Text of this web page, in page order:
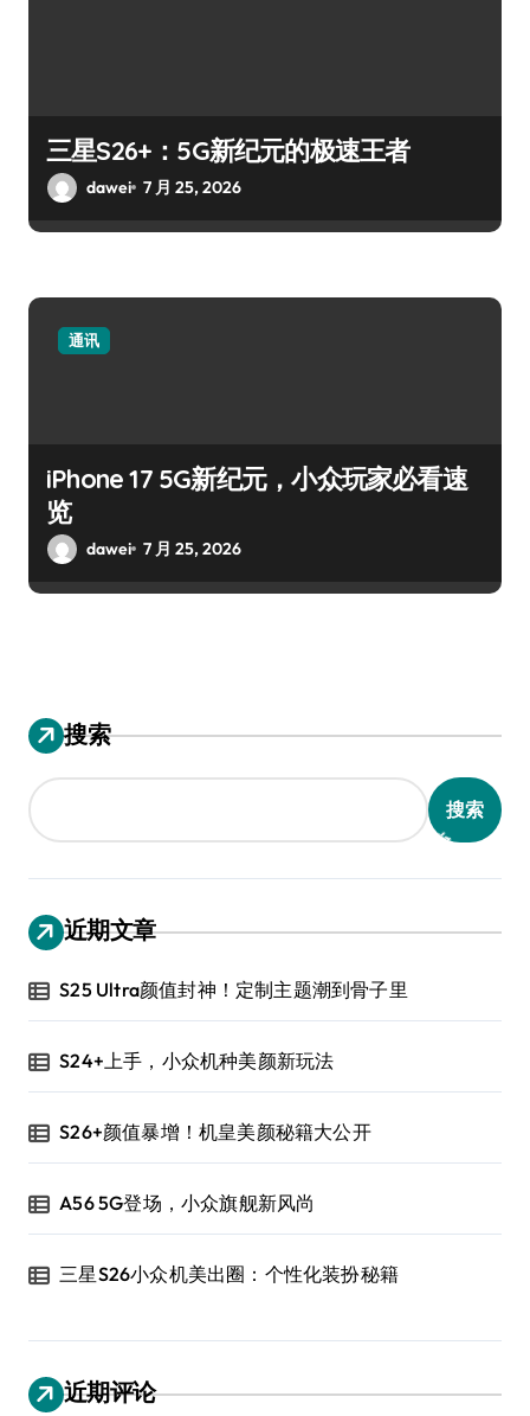
三星S26+：5G新纪元的极速王者
dawei 7 月 25, 2026
通讯
iPhone 17 5G新纪元，小众玩家必看速
览
dawei 7 月 25, 2026
搜索
搜索
近期文章
S25 Ultra颜值封神！定制主题潮到骨子里
S24+上手，小众机种美颜新玩法
S26+颜值暴增！机皇美颜秘籍大公开
A56 5G登场，小众旗舰新风尚
三星S26小众机美出圈：个性化装扮秘籍
近期评论